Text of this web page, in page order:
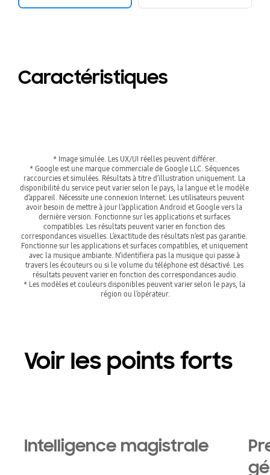
Caractéristiques
* Image simulée. Les UX/UI réelles peuvent différer.
* Google est une marque commerciale de Google LLC. Séquences
raccourcies et simulées. Résultats à titre d’illustration uniquement. La
disponibilité du service peut varier selon le pays, la langue et le modèle
d’appareil. Nécessite une connexion Internet. Les utilisateurs peuvent
avoir besoin de mettre à jour l’application Android et Google vers la
dernière version. Fonctionne sur les applications et surfaces
compatibles. Les résultats peuvent varier en fonction des
correspondances visuelles. L’exactitude des résultats n’est pas garantie.
Fonctionne sur les applications et surfaces compatibles, et uniquement
avec la musique ambiante. N’identifiera pas la musique qui passe à
travers les écouteurs ou si le volume du téléphone est désactivé. Les
résultats peuvent varier en fonction des correspondances audio.
* Les modèles et couleurs disponibles peuvent varier selon le pays, la
région ou l’opérateur.
Voir les points forts
Intelligence magistrale